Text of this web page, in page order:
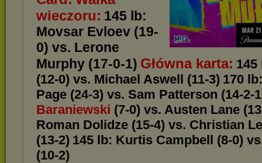
wieczoru: 145 lb:
Movsar Evloev (19-
0) vs. Lerone
Murphy (17-0-1) Główna karta: 145
(12-0) vs. Michael Aswell (11-3) 170
Page (24-3) vs. Sam Patterson (14-2-
Baraniewski (7-0) vs. Austen Lane
Roman Dolidze (15-4) vs. Christian
(13-2) 145 lb: Kurtis Campbell (8-0)
(10-2)